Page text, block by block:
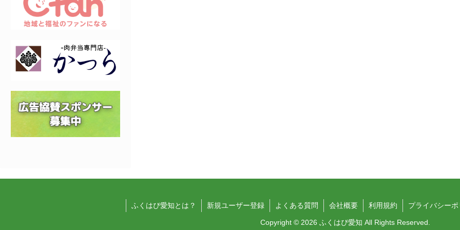
ふくはぴ愛知とは？ 新規ユーザー登録 よくある質問 会社概要 利用規約 プライバシーポ
Copyright © 2026 ふくはぴ愛知 All Rights Reserved.